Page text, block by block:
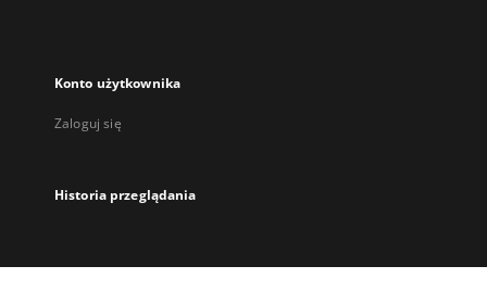
Konto użytkownika
Zaloguj się
Historia przeglądania